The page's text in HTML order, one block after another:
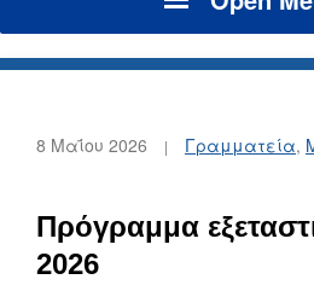
8 Μαΐου 2026 Γραμματεία,
Πρόγραμμα
2026